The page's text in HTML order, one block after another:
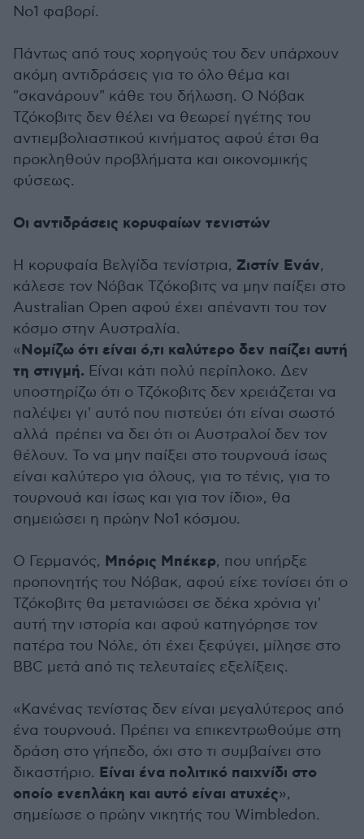
Νο1 φαβορί.
Πάντως από τους χορηγούς του δεν υπάρχουν
ακόμη αντιδράσεις για το όλο θέμα και
"σκανάρουν" κάθε του δήλωση. Ο Νόβακ
Τζόκοβιτς δεν θέλει να θεωρεί ηγέτης του
αντιεμβολιαστικού κινήματος αφού έτσι θα
προκληθούν προβλήματα και οικονομικής
φύσεως.
Οι αντιδράσεις κορυφαίων τενιστών
Η κορυφαία Βελγίδα τενίστρια, Ζιστίν Ενάν,
κάλεσε τον Νόβακ Τζόκοβιτς να μην παίξει στο
Australian Open αφού έχει απέναντι του τον
κόσμο στην Αυστραλία.
«Νομίζω ότι είναι ό,τι καλύτερο δεν παίζει αυτή
τη στιγμή. Είναι κάτι πολύ περίπλοκο. Δεν
υποστηρίζω ότι ο Τζόκοβιτς δεν χρειάζεται να
παλέψει γι' αυτό που πιστεύει ότι είναι σωστό
αλλά πρέπει να δει ότι οι Αυστραλοί δεν τον
θέλουν. Το να μην παίξει στο τουρνουά ίσως
είναι καλύτερο για όλους, για το τένις, για το
τουρνουά και ίσως και για τον ίδιο», θα
σημειώσει η πρώην Νο1 κόσμου.
Ο Γερμανός, Μπόρις Μπέκερ, που υπήρξε
προπονητής του Νόβακ, αφού είχε τονίσει ότι ο
Τζόκοβιτς θα μετανιώσει σε δέκα χρόνια γι'
αυτή την ιστορία και αφού κατηγόρησε τον
πατέρα του Νόλε, ότι έχει ξεφύγει, μίλησε στο
BBC μετά από τις τελευταίες εξελίξεις.
«Κανένας τενίστας δεν είναι μεγαλύτερος από
ένα τουρνουά. Πρέπει να επικεντρωθούμε στη
δράση στο γήπεδο, όχι στο τι συμβαίνει στο
δικαστήριο. Είναι ένα πολιτικό παιχνίδι στο
οποίο ενεπλάκη και αυτό είναι ατυχές»,
σημείωσε ο πρώην νικητής του Wimbledon.